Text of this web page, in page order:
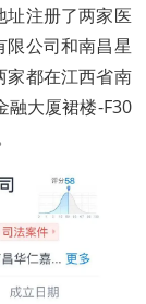
址注册了两家医
公司和南昌星
家都在江西省南
融大厦裙楼-F30